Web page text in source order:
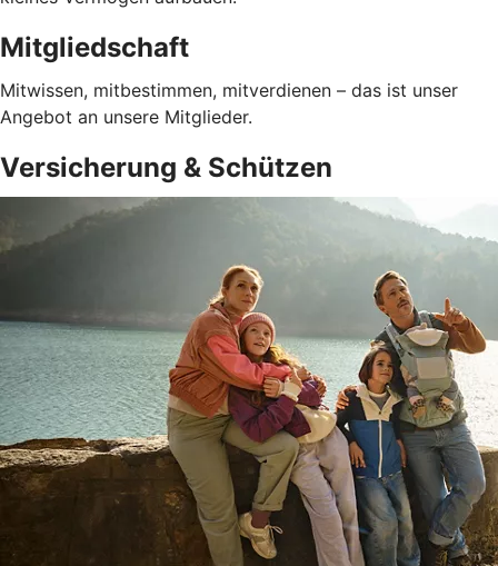
Mitgliedschaft
Mitwissen, mitbestimmen, mitverdienen – das ist unser
Angebot an unsere Mitglieder.
Versicherung & Schützen